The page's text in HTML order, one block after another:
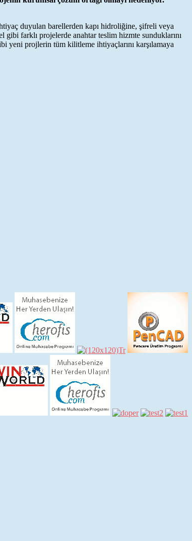
duyulan barellerden kapı hidroliğine, şifreli veya
farklı projelerde anahtar teslim hizmte sunduklarını
yeni projlerin tüm kilitleme ihtiyaçlarını karşılamaya